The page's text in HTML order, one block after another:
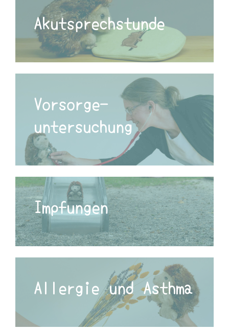
Akut­sprechstunde
Vorsorge­
untersuchung
Impfungen
Allergie und Asthma